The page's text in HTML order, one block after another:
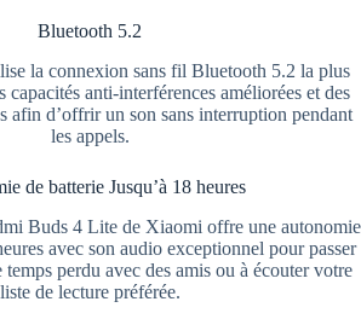
Bluetooth 5.2
la connexion sans fil Bluetooth 5.2 la plus
capacités anti-interférences améliorées et des
afin d’offrir un son sans interruption pendant
les appels.
de batterie Jusqu’à 18 heures
Buds 4 Lite de Xiaomi offre une autonomie
avec son audio exceptionnel pour passer
perdu avec des amis ou à écouter votre
liste de lecture préférée.